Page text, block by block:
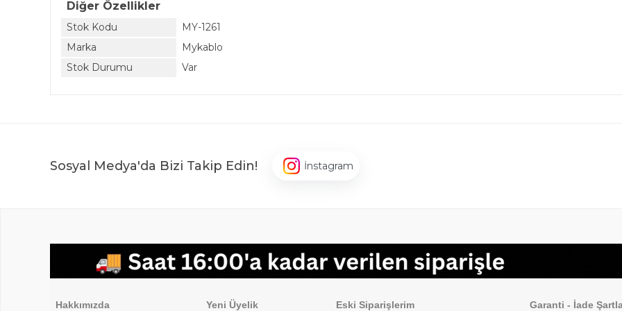
Diğer Özellikler
Stok Kodu
MY-1261
Marka
Mykablo
Stok Durumu
Var
Sosyal Medya'da Bizi Takip Edin! İnstagram
Hakkımızda Sipariş İşlemleri
Hakkımızda Yeni Üyelik Eski Siparişlerim Garanti - İade